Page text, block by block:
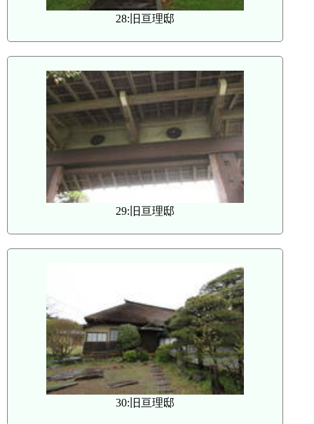
28:旧亘理邸
29:旧亘理邸
30:旧亘理邸